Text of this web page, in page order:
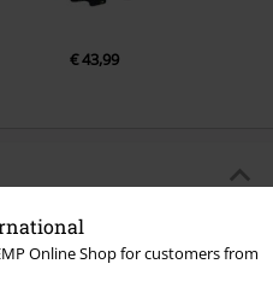
Online Shop for customers from
€ 43,99
Leo Evie".